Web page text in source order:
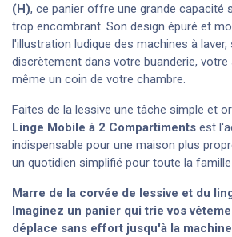
(H), ce panier offre une grande capacité
trop encombrant. Son design épuré et
l'illustration ludique des machines à laver,
discrètement dans votre buanderie, votre
même un coin de votre chambre.
Faites de la lessive une tâche simple et
Linge Mobile à 2 Compartiments est
indispensable pour une maison plus
un quotidien simplifié pour toute la
Marre de la corvée de lessive et du
Imaginez un panier qui trie vos
déplace sans effort jusqu'à la